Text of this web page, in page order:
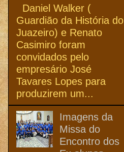
Daniel Walker (
Guardião da História do
Juazeiro) e Renato
Casimiro foram
convidados pelo
empresário José
Tavares Lopes para
produzirem um...
Imagens da
Missa do
Encontro dos